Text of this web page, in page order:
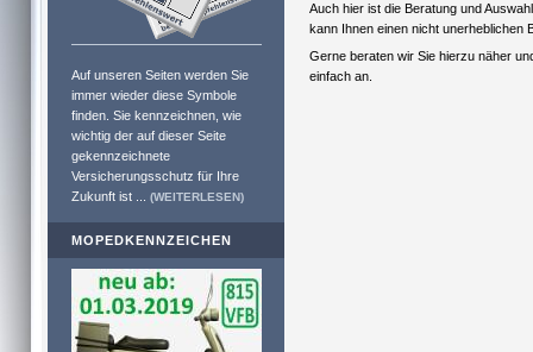
Auf unseren Seiten werden Sie
immer wieder diese Symbole
finden. Sie kennzeichnen, wie
wichtig der auf dieser Seite
gekennzeichnete
Versicherungsschutz für Ihre
Zukunft ist ... (WEITERLESEN)
MOPEDKENNZEICHEN
Auch hier ist die Beratung und
kann Ihnen einen nicht unerheblichen
Gerne beraten wir Sie hierzu näher
einfach an.